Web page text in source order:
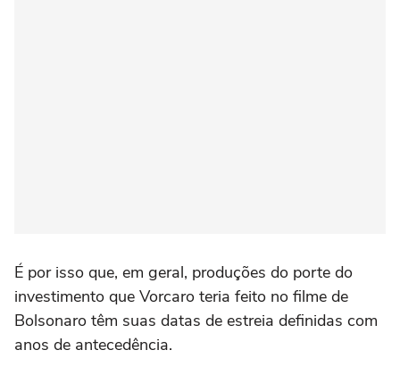
É por isso que, em geral, produções do porte do
investimento que Vorcaro teria feito no filme de
Bolsonaro têm suas datas de estreia definidas com
anos de antecedência.